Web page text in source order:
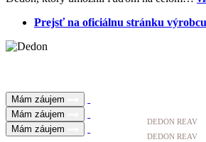
Prejsť na oficiálnu stránku
Mám záujem
DEDON REAV
Mám záujem
DEDON REAV
Mám záujem